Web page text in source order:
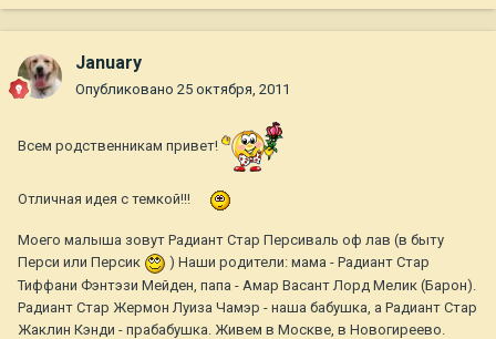
January
Опубликовано 25 октября, 2011
Всем родственникам привет!
Отличная идея с темкой!!!
Моего малыша зовут Радиант Стар Персиваль оф лав (в быту
Перси или Персик
) Наши родители: мама - Радиант Стар
Тиффани Фэнтэзи Мейден, папа - Амар Васант Лорд Мелик (Барон).
Радиант Стар Жермон Луиза Чамэр - наша бабушка, а Радиант Стар
Жаклин Кэнди - прабабушка. Живем в Москве, в Новогиреево.